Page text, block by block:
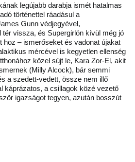
legújabb darabja ismét hatalmas
történettel ráadásul a
Gunn védjegyével,
tér vissza, és Supergirlön kívül még jó
hoz – ismerőseket és vadonat újakat
mércével is kegyetlen ellenség
közel sújt le, Kara Zor-El, akit
(Milly Alcock), bár semmi
a szedett-vedett, össze nem illő
káprázatos, a csillagok közé vezető
igazságot tegyen, azután bosszút